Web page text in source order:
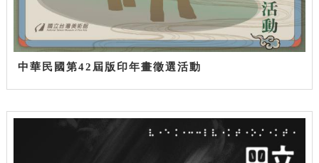
中華民國第42屆版印年畫徵選活動